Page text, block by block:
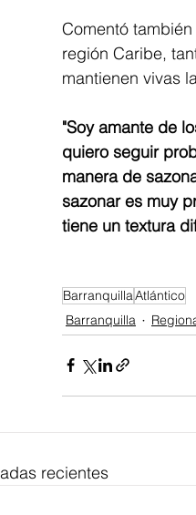
Comentó
región Caribe,
mantienen vivas
"Soy amante de
quiero seguir
manera de
sazonar es muy
tiene un textura
BarranquillaAtlántico
Barranquilla
recientes